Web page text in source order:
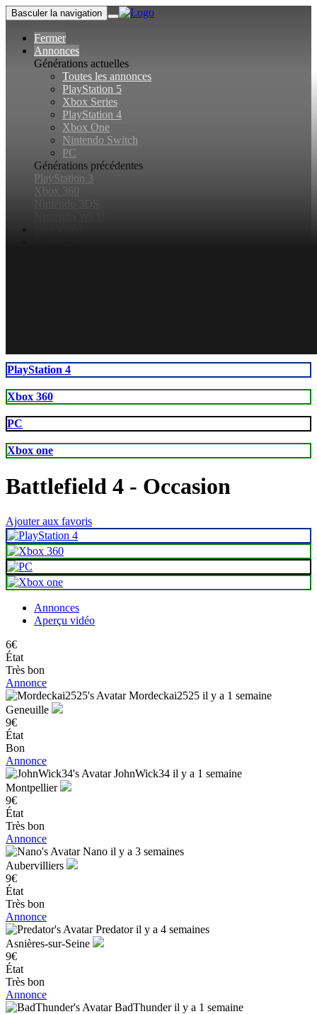
Basculer la navigation
Fermer
Annonces
Générations actuelles
Toutes les annonces
PlayStation 5
Xbox Series
PlayStation 4
Xbox One
Nintendo Switch
PC
Générations précédentes
PlayStation 3
Xbox 360
PlayStation 4
Xbox 360
PC
Xbox one
Battlefield 4 - Occasion
Ajouter aux favoris
Annonces
Aperçu vidéo
6€
État
Très bon
Annonce
Mordeckai2525 il y a 1 semaine
Geneuille
9€
État
Bon
Annonce
JohnWick34 il y a 1 semaine
Montpellier
9€
État
Très bon
Annonce
Nano il y a 3 semaines
Aubervilliers
9€
État
Très bon
Annonce
Predatoril y a 4 semaines
Asnières-sur-Seine
9€
État
Très bon
Annonce
BadThunderil y a 1 semaine